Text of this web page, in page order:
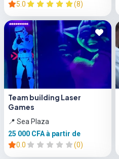
5.0
(8)
Team building Laser
Games
📍 Sea Plaza
25 000 CFAà partir de
0.0
(0)